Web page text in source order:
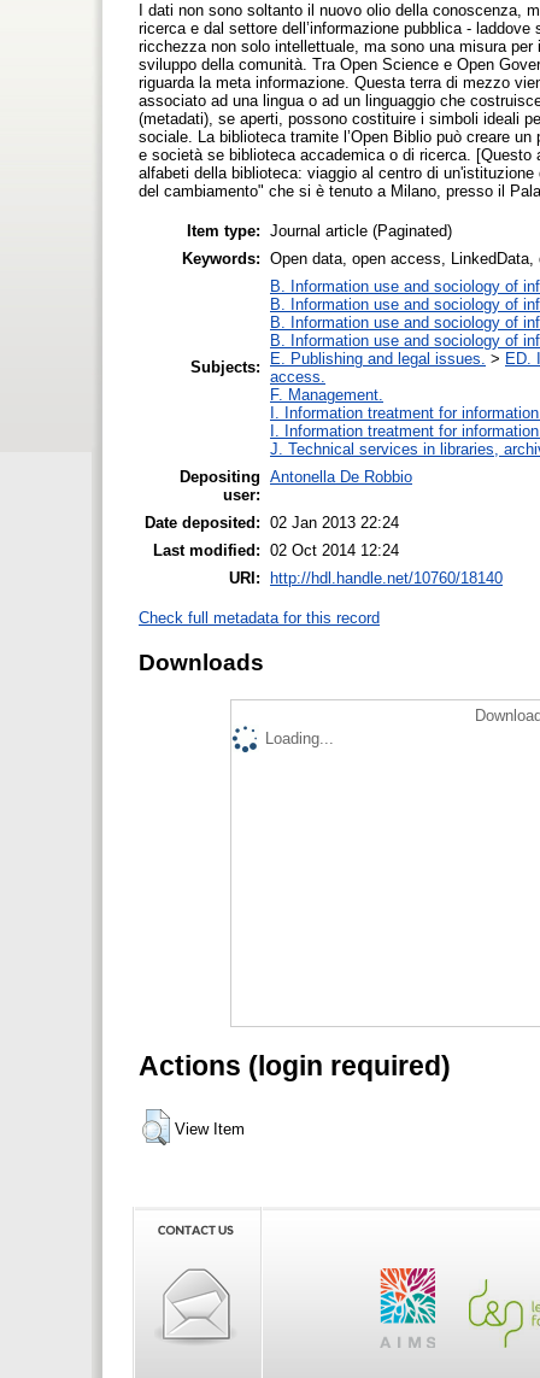
I dati non sono soltanto il nuovo olio della conoscenza,
ricerca e dal settore dell’informazione pubblica -
ricchezza non solo intellettuale, ma sono una misura
sviluppo della comunità. Tra Open Science e Open
riguarda la meta informazione. Questa terra di mezzo
associato ad una lingua o ad un linguaggio che
(metadati), se aperti, possono costituire i simboli ideali
sociale. La biblioteca tramite l’Open Biblio può creare
e società se biblioteca accademica o di ricerca. [Questo
alfabeti della biblioteca: viaggio al centro di
del cambiamento" che si è tenuto a Milano, presso il
Item type: Journal article (Paginated)
Keywords: Open data, open access,
Subjects:
B. Information use and sociology of
B. Information use and sociology of
B. Information use and sociology of
B. Information use and sociology of
E. Publishing and legal issues. > ED.
access.
F. Management.
I. Information treatment for
I. Information treatment for
J. Technical services in libraries,
Depositing
user:
Antonella De Robbio
Date deposited: 02 Jan 2013 22:24
Last modified: 02 Oct 2014 12:24
URI:
http://hdl.handle.net/10760/18140
Check full metadata for this record
Downloads
Loading...
Actions (login required)
View Item